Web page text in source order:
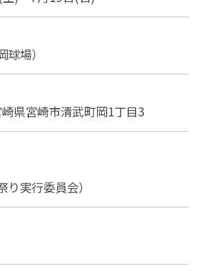
場）
県宮崎市清武町岡1丁目3
り実行委員会）